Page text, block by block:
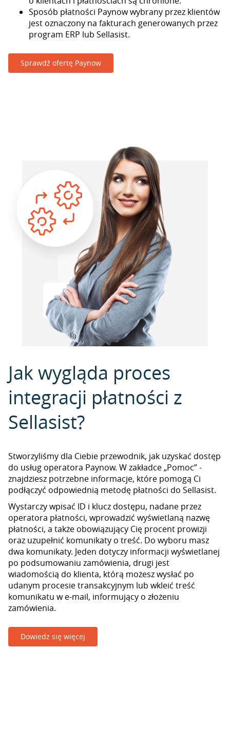
Sposób płatności Paynow wybrany przez klientów
jest oznaczony na fakturach generowanych przez
program ERP lub Sellasist.
Sprawdź ofertę Paynow
Jak wygląda proces
integracji płatności z
Sellasist?
Stworzyliśmy dla Ciebie przewodnik, jak uzyskać dostęp
do usług operatora Paynow. W zakładce „Pomoc” -
znajdziesz potrzebne informacje, które pomogą Ci
podłączyć odpowiednią metodę płatności do Sellasist.
Wystarczy wpisać ID i klucz dostępu, nadane przez
operatora płatności, wprowadzić wyświetlaną nazwę
płatności, a także obowiązujący Cię procent prowizji
oraz uzupełnić komunikaty o treść. Do wyboru masz
dwa komunikaty. Jeden dotyczy informacji wyświetlanej
po podsumowaniu zamówienia, drugi jest
wiadomością do klienta, którą możesz wysłać po
udanym procesie transakcyjnym lub wkleić treść
komunikatu w e-mail, informujący o złożeniu
zamówienia.
Dowiedz się więcej